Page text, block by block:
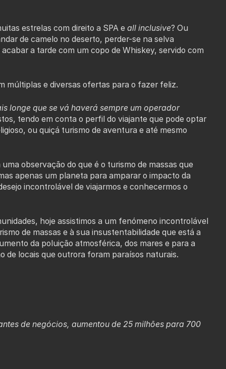
estrelas com direito a SPA e all inclusive? Ou
de camelo no deserto, perder-se na selva
a tarde com um copo de Whiskey, servido com
múltiplas e diversas ofertas para o fazer feliz.
longe que se vá haverá sempre um operador
tendo em conta o perfil do viajante que pode optar
ou quiçá turismo de aventura e até mesmo
observação do que é o turismo de massas que
apenas um planeta para amparar o impacto da
incontrolável de viajarmos e conhecermos o
hoje assistimos a um fenómeno incontrolável
de massas e à sua insustentabilidade que está a
da poluição atmosférica, dos mares e para a
de locais que outrora foram paraísos naturais.
de negócios, aumentou de 25 milhões para 700